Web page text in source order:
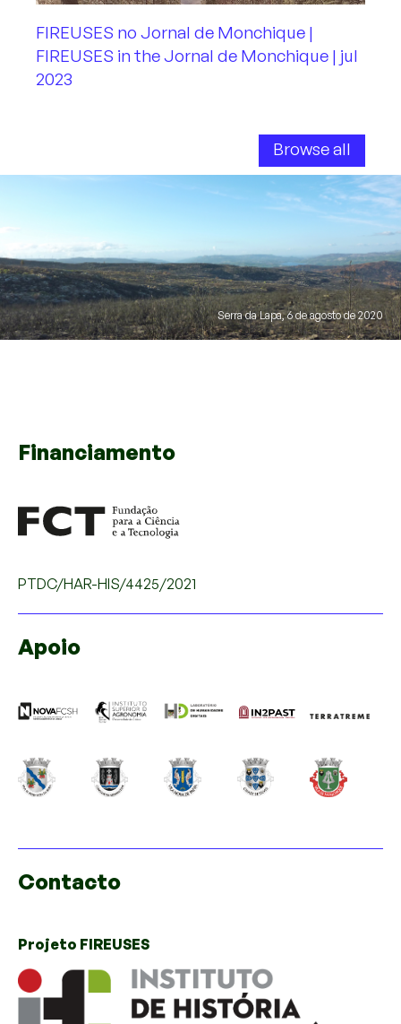
FIREUSES no Jornal de Monchique |
FIREUSES in the Jornal de Monchique | jul
2023
Browse all
Serra da Lapa, 6 de agosto de 2020
Financiamento
PTDC/HAR-HIS/4425/2021
Apoio
Contacto
Projeto FIREUSES